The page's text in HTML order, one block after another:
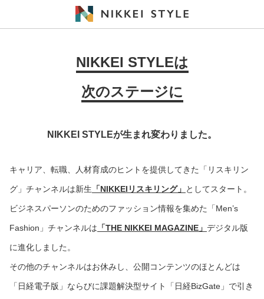
NIKKEI STYLEは
次のステージに
NIKKEI STYLEが生まれ変わりました。
キャリア、転職、人材育成のヒントを提供してきた「リスキリン
グ」チャンネルは新生 「NIKKEIリスキリング」 としてスタート。
ビジネスパーソンのためのファッション情報を集めた「Men’s
Fashion」チャンネルは 「THE NIKKEI MAGAZINE」 デジタル版
に進化しました。
その他のチャンネルはお休みし、公開コンテンツのほとんどは
「日経電子版」ならびに課題解決型サイト「日経BizGate」で引き